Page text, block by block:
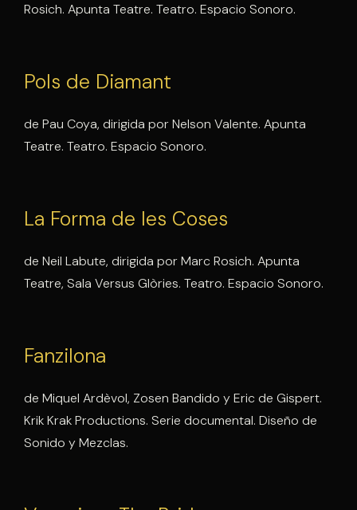
Rosich. Apunta Teatre. Teatro. Espacio Sonoro.
Pols de Diamant
de Pau Coya, dirigida por Nelson Valente. Apunta
Teatre. Teatro. Espacio Sonoro.
La Forma de les Coses
de Neil Labute, dirigida por Marc Rosich. Apunta
Teatre, Sala Versus Glòries. Teatro. Espacio Sonoro.
Fanzilona
de Miquel Ardèvol, Zosen Bandido y Eric de Gispert.
Krik Krak Productions. Serie documental. Diseño de
Sonido y Mezclas.